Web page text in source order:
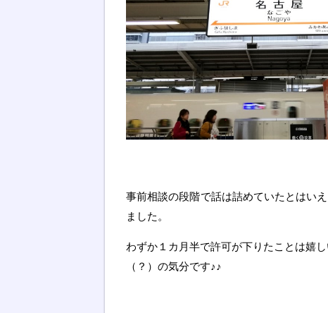
事前相談の段階で話は詰めていたとはい
ました。
わずか１カ月半で許可が下りたことは嬉
（？）の気分です♪♪